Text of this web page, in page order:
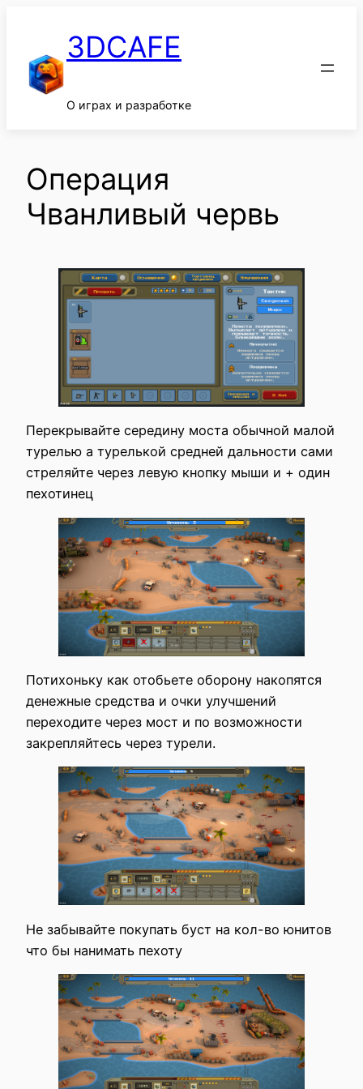
содержимому3DCAFE
О играх и разработке
Операция
Чванливый червь
Перекрывайте середину моста обычной малой
турелью а турелькой средней дальности сами
стреляйте через левую кнопку мыши и + один
пехотинец
Потихоньку как отобьете оборону накопятся
денежные средства и очки улучшений
переходите через мост и по возможности
закрепляйтесь через турели.
Не забывайте покупать буст на кол-во юнитов
что бы нанимать пехоту